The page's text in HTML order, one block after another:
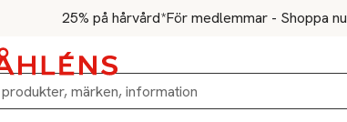
25% på hårvård*För medlemmar - Shoppa nu